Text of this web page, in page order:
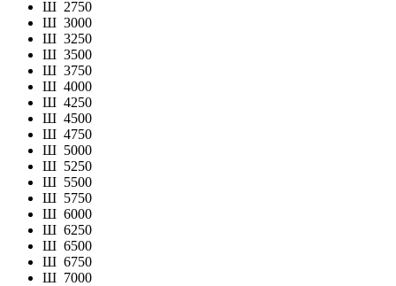
Ш 2750
Ш 3000
Ш 3250
Ш 3500
Ш 3750
Ш 4000
Ш 4250
Ш 4500
Ш 4750
Ш 5000
Ш 5250
Ш 5500
Ш 5750
Ш 6000
Ш 6250
Ш 6500
Ш 6750
Ш 7000